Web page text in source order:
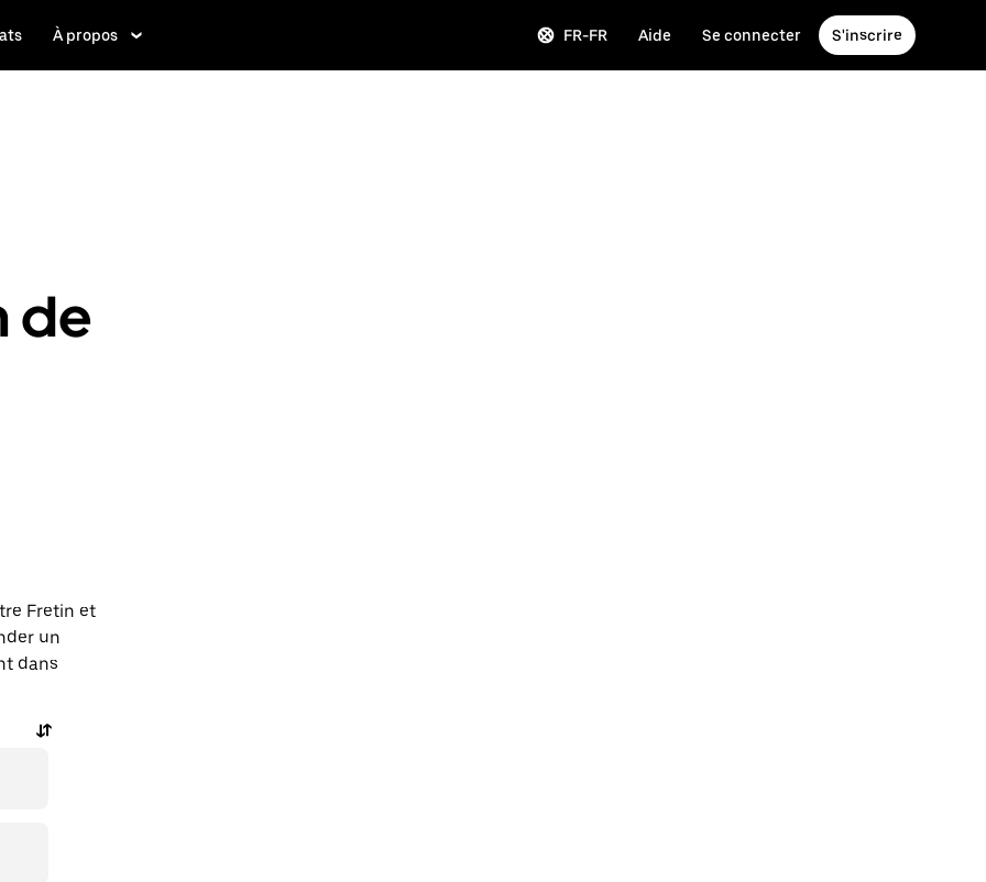
À propos FR-FR Aide Se connecter S'inscrire
de
Fretin et
un
dans